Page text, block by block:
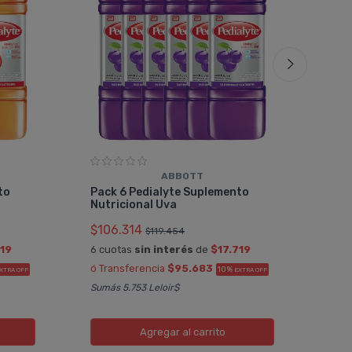
OFF
ABBOTT
Pack 6 Pedialyte Suplemento
Nutricional Uva
$106.314 $119.454
6 cuotas sin interés de $17.719
ó Transferencia $95.683 10% EXTRA OFF
Sumás 5.753 Leloir$
Agregaral carrito